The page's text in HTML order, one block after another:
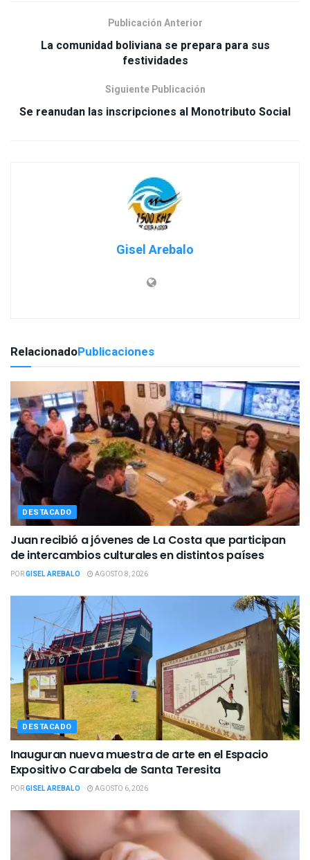
Publicación Anterior
La comunidad boliviana se prepara para sus
Siguiente Publicación
Se reanudan las inscripciones al Monotributo Social
Gisel Arebalo
RelacionadoPublicaciones
DESTACADO
Juan recibió a jóvenes de La Costa que participan
de intercambios culturales en distintos países
PORGISEL AREBALO AGOSTO 8, 2026
DESTACADO
Inauguran nueva muestra de arte en el Espacio
Expositivo Carabela de Santa Teresita
PORGISEL AREBALO AGOSTO 6, 2026